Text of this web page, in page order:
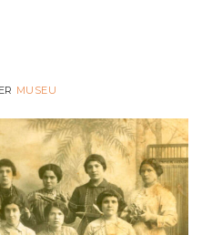
MUSEU